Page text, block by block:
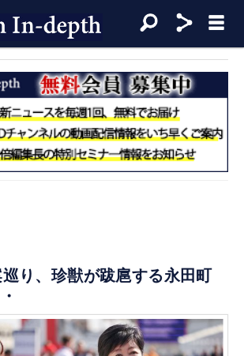
巡り、珍獣が跋扈する永田町